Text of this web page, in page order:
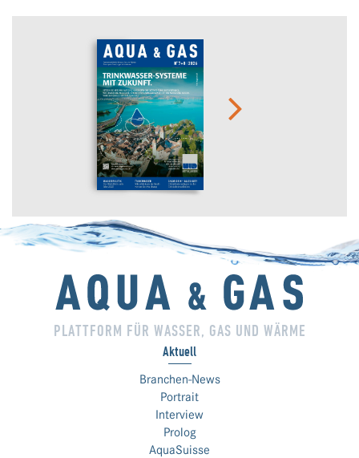
PLATTFORM FÜR WASSER, GAS UND WÄRME
Aktuell
Branchen-News
Portrait
Interview
Prolog
AquaSuisse